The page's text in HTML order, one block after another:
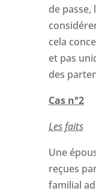
de passe,
cela
et pas
des
Cas n°2
Les faits
Une
reçues
familial